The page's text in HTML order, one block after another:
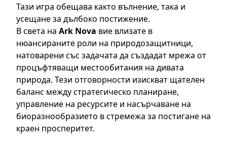
Тази игра обещава както вълнение, така и
усещане за дълбоко постижение.
В света на Ark Nova вие влизате в
нюансираните роли на природозащитници,
натоварени със задачата да създадат мрежа от
процъфтяващи местообитания на дивата
природа. Тези отговорности изискват щателен
баланс между стратегическо планиране,
управление на ресурсите и насърчаване на
биоразнообразието в стремежа за постигане на
краен просперитет.